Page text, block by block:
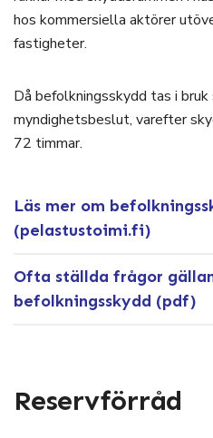
hos kommersiella aktörer
fastigheter.
Då befolkningsskydd tas i
myndighetsbeslut, varefter
72 timmar.
Läs mer om
(pelastustoimi.fi)
Ofta ställda frågor
befolkningsskydd (pdf)
Reservförråd